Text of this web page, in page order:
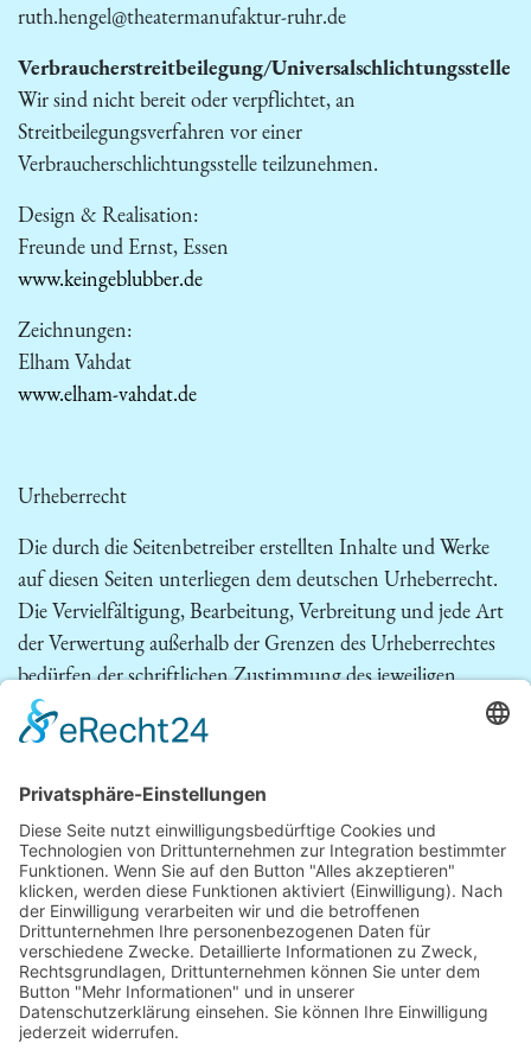
ruth.hengel@theatermanufaktur-ruhr.de
Verbraucher­streit­beilegung/Universal­schlichtungs­stelle
Wir sind nicht bereit oder verpflichtet, an
Streitbeilegungsverfahren vor einer
Verbraucherschlichtungsstelle teilzunehmen.
Design & Realisation:
Freunde und Ernst, Essen
www.keingeblubber.de
Zeichnungen:
Elham Vahdat
www.elham-vahdat.de
Urheberrecht
Die durch die Seitenbetreiber erstellten Inhalte und Werke
auf diesen Seiten unterliegen dem deutschen Urheberrecht.
Die Vervielfältigung, Bearbeitung, Verbreitung und jede Art
der Verwertung außerhalb der Grenzen des Urheberrechtes
bedürfen der schriftlichen Zustimmung des jeweiligen
Autors bzw. Erstellers. Downloads und Kopien dieser Seite
sind nur für den privaten, nicht kommerziellen Gebrauch
Betreiber erstellt wurden, werden die Urheberrechte Dritter
beachtet. Insbesondere werden Inhalte Dritter als solche
gekennzeichnet. Sollten Sie trotzdem auf eine
Urheberrechtsverletzung aufmerksam werden, bitten wir um
einen entsprechenden Hinweis. Bei Bekanntwerden von
Rechtsverletzungen werden wir derartige Inhalte umgehend
entfernen.